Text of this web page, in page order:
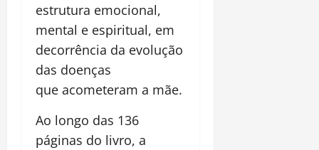
estrutura emocional,
mental e espiritual, em
decorrência da evolução
das doenças
que acometeram a mãe.
Ao longo das 136
páginas do livro, a